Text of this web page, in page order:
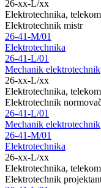
26-xx-L/xx
Elektrotechnika,
Elektrotechnik mistr
26-41-M/01
Elektrotechnika
26-41-L/01
Mechanik elektrotechnik
26-xx-L/xx
Elektrotechnika,
Elektrotechnik
26-41-L/01
Mechanik elektrotechnik
26-41-M/01
Elektrotechnika
26-xx-L/xx
Elektrotechnika,
Elektrotechnik